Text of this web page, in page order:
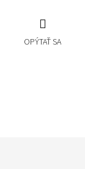
OPÝTAŤ SA